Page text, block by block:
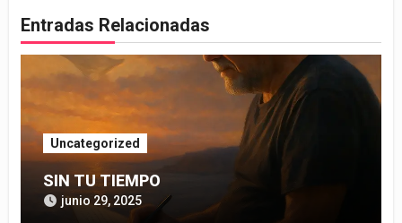
Entradas Relacionadas
Uncategorized
SIN TU TIEMPO
junio 29, 2025